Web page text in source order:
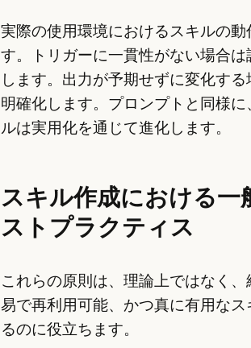
実際の使用環境におけるスキルの
す。トリガーに一貫性がない場合
します。出力が予期せずに変化す
明確化します。プロンプトと同様
ルは実用化を通じて進化します。
スキル作成における一
ストプラクティス
これらの原則は、理論上ではなく
易で再利用可能、かつ真に有用な
るのに役立ちます。